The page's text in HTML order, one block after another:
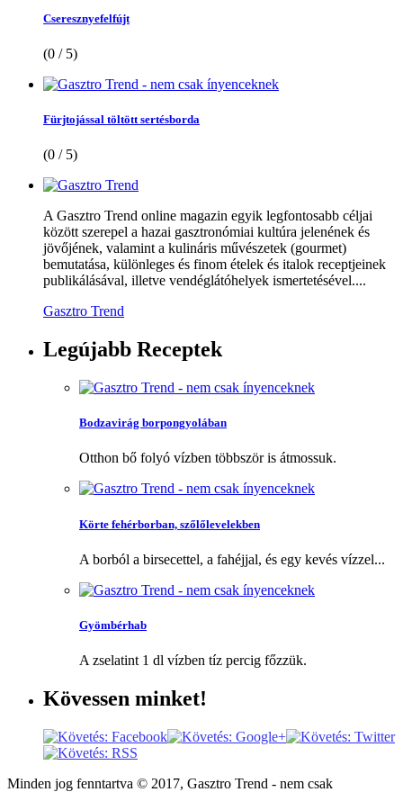
Cseresznyefelfújt
(0 / 5)
Fürjtojással töltött sertésborda
(0 / 5)
A Gasztro Trend online magazin egyik legfontosabb céljai
között szerepel a hazai gasztronómiai kultúra jelenének és
jövőjének, valamint a kulináris művészetek (gourmet)
bemutatása, különleges és finom ételek és italok receptjeinek
publikálásával, illetve vendéglátóhelyek ismertetésével....
Gasztro Trend
Legújabb Receptek
Bodzavirág borpongyolában
Otthon bő folyó vízben többször is átmossuk.
Körte fehérborban, szőlőlevelekben
A borból a birsecettel, a fahéjjal, és egy kevés vízzel...
Gyömbérhab
A zselatint 1 dl vízben tíz percig főzzük.
Kövessen minket!
Minden jog fenntartva © 2017, Gasztro Trend - nem csak